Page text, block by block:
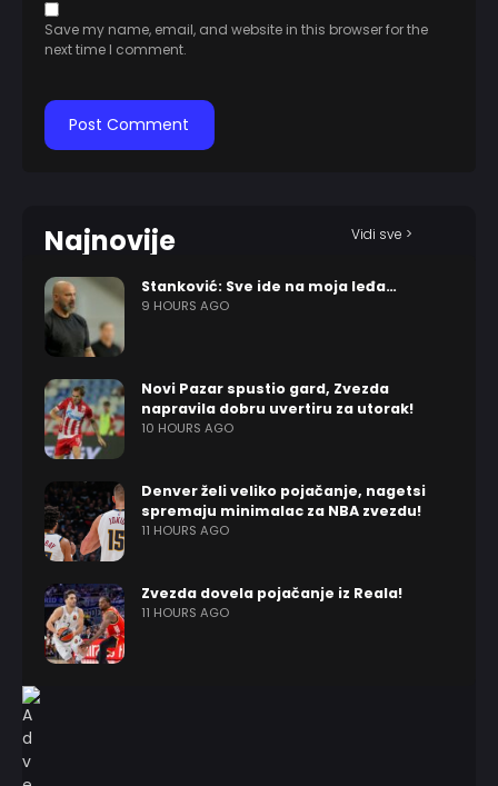
Save my name, email, and website in this browser for the
next time I comment.
Najnovije Vidi sve >
Stanković: Sve ide na moja leđa…
9 HOURS AGO
Novi Pazar spustio gard, Zvezda
napravila dobru uvertiru za utorak!
10 HOURS AGO
Denver želi veliko pojačanje, nagetsi
spremaju minimalac za NBA zvezdu!
11 HOURS AGO
Zvezda dovela pojačanje iz Reala!
11 HOURS AGO